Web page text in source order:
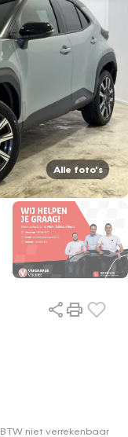
Alle foto's
BTW niet verrekenbaar